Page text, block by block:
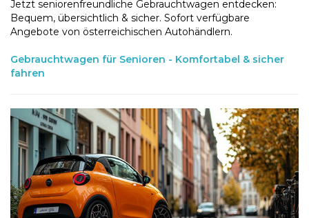
Jetzt seniorenfreundliche Gebrauchtwagen entdecken:
Bequem, übersichtlich & sicher. Sofort verfügbare
Angebote von österreichischen Autohändlern.
Gebrauchtwagen für Senioren - Komfortabel & sicher
fahren